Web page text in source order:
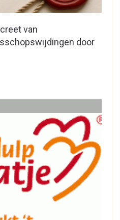
van
door